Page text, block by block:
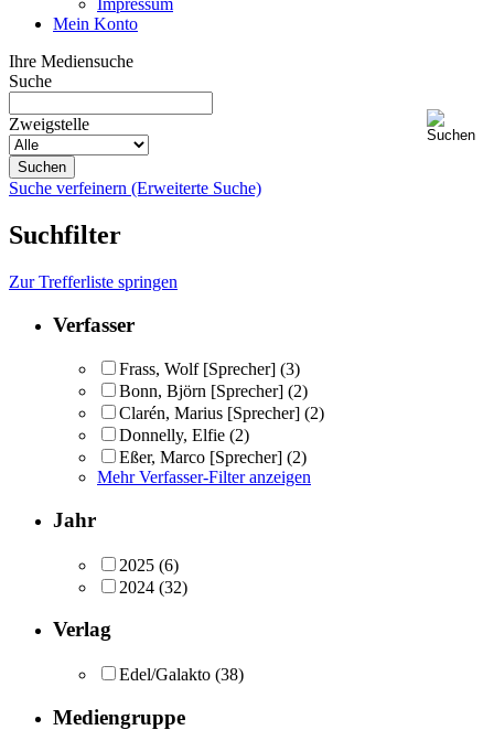
Impressum
Mein Konto
Ihre Mediensuche
Suche
Zweigstelle
Suche verfeinern (Erweiterte Suche)
Suchfilter
Zur Trefferliste springen
Verfasser
Frass, Wolf [Sprecher] (3)
Bonn, Björn [Sprecher] (2)
Clarén, Marius [Sprecher] (2)
Donnelly, Elfie (2)
Eßer, Marco [Sprecher] (2)
Mehr Verfasser-Filter anzeigen
Jahr
2025 (6)
2024 (32)
Verlag
Edel/Galakto (38)
Mediengruppe